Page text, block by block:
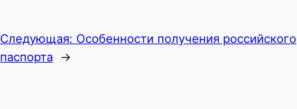
Следующая: Особенности получения российского
паспорта
→